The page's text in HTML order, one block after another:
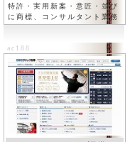
特許・実用新案・意匠・並び
に商標、コンサルタント業務
ac188